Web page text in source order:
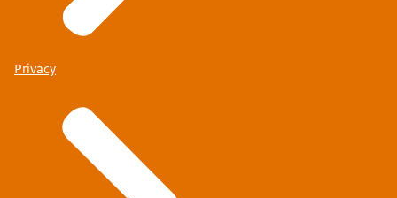
Privacy